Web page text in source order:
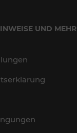
UND MEHR